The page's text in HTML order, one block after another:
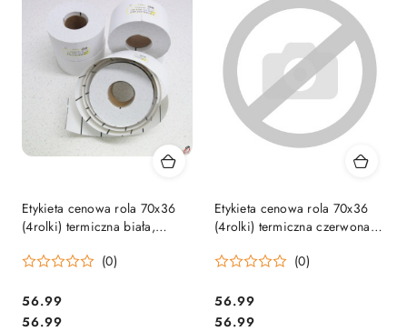
Etykieta cenowa rola 70x36
(4rolki) termiczna biała,
nawój 470szt. (0)
Cena:
56.99
Cena:
56.99
Etykieta cenowa rola 70x36
(4rolki) termiczna czerwona,
nawój 470szt. (0)
Cena:
56.99
Cena:
56.99